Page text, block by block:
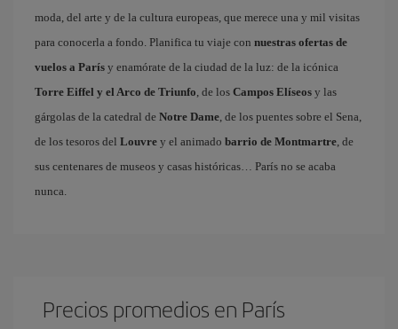
moda, del arte y de la cultura europeas, que merece una y mil visitas
para conocerla a fondo. Planifica tu viaje con nuestras ofertas de
vuelos a París y enamórate de la ciudad de la luz: de la icónica
Torre Eiffel y el Arco de Triunfo, de los Campos Elíseos y las
gárgolas de la catedral de Notre Dame, de los puentes sobre el Sena,
de los tesoros del Louvre y el animado barrio de Montmartre, de
sus centenares de museos y casas históricas… París no se acaba
nunca.
Precios promedios en París